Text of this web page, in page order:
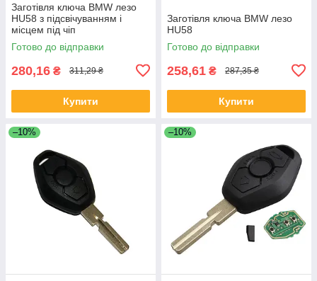
Заготівля ключа BMW лезо
HU58 з підсвічуванням і
місцем під чіп
Готово до відправки
280,16 ₴ 311,29 ₴
Купити
Заготівля ключа BMW лезо
HU58
Готово до відправки
258,61 ₴ 287,35 ₴
Купити
–10% –10%